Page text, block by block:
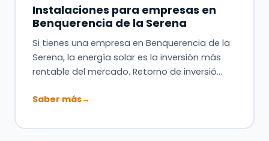
Instalaciones para empresas en
Benquerencia de la Serena
Si tienes una empresa en Benquerencia de la
Serena, la energía solar es la inversión más
rentable del mercado. Retorno de inversió…
Saber más→